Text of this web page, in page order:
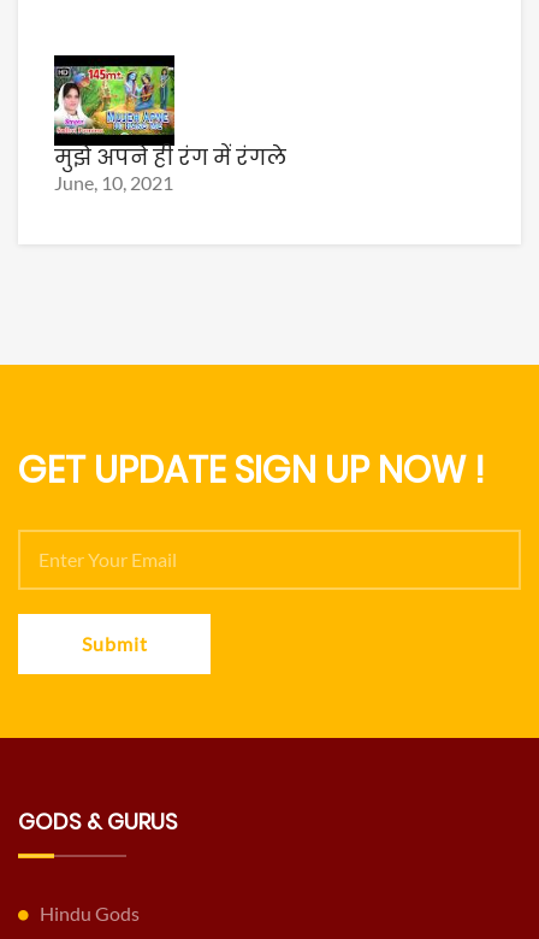
मुझे अपने ही रंग में रंगले
June, 10, 2021
GET UPDATE SIGN UP NOW !
Submit
GODS & GURUS
Hindu Gods